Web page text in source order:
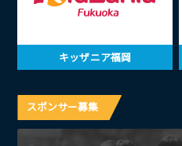
キッザニア福岡
スポンサー募集